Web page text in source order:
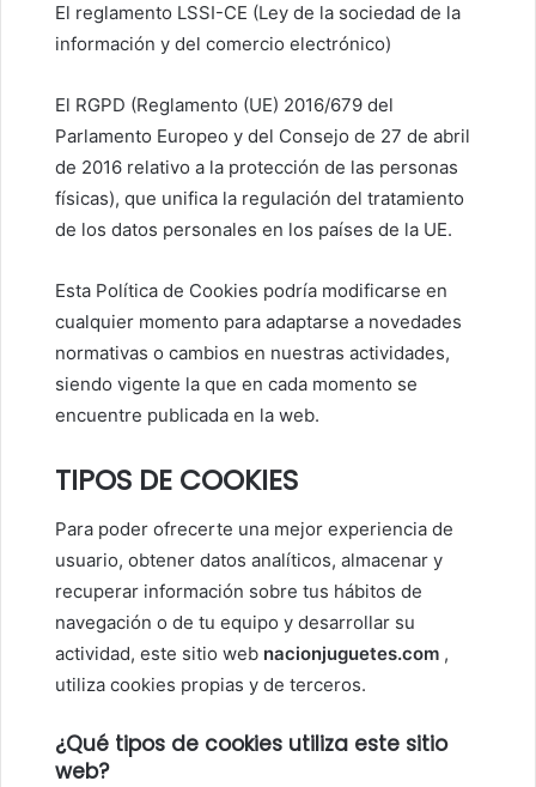
El reglamento LSSI-CE (Ley de la sociedad de la
información y del comercio electrónico)
El RGPD (Reglamento (UE) 2016/679 del
Parlamento Europeo y del Consejo de 27 de abril
de 2016 relativo a la protección de las personas
físicas), que unifica la regulación del tratamiento
de los datos personales en los países de la UE.
Esta Política de Cookies podría modificarse en
cualquier momento para adaptarse a novedades
normativas o cambios en nuestras actividades,
siendo vigente la que en cada momento se
encuentre publicada en la web.
TIPOS DE COOKIES
Para poder ofrecerte una mejor experiencia de
usuario, obtener datos analíticos, almacenar y
recuperar información sobre tus hábitos de
navegación o de tu equipo y desarrollar su
actividad, este sitio web nacionjuguetes.com ,
utiliza cookies propias y de terceros.
¿Qué tipos de cookies utiliza este sitio
web?